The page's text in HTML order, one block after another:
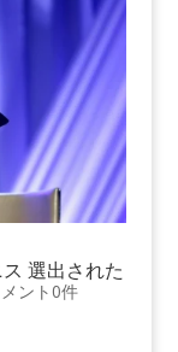
選出された
ント0件